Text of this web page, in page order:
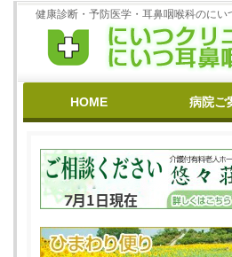
健康診断・予防医学・耳鼻咽喉科のにい
HOME 病院ご